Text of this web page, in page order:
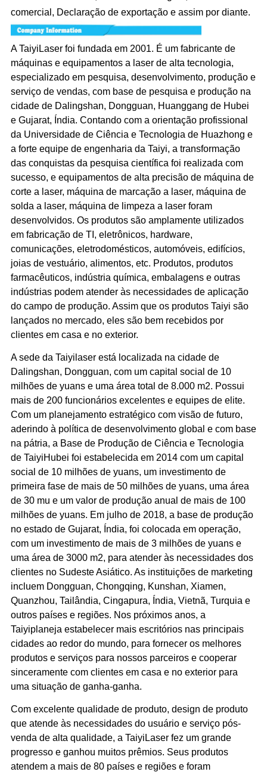
comercial, Declaração de exportação e assim por diante.
A TaiyiLaser foi fundada em 2001. É um fabricante de
máquinas e equipamentos a laser de alta tecnologia,
especializado em pesquisa, desenvolvimento, produção e
serviço de vendas, com base de pesquisa e produção na
cidade de Dalingshan, Dongguan, Huanggang de Hubei
e Gujarat, Índia. Contando com a orientação profissional
da Universidade de Ciência e Tecnologia de Huazhong e
a forte equipe de engenharia da Taiyi, a transformação
das conquistas da pesquisa científica foi realizada com
sucesso, e equipamentos de alta precisão de máquina de
corte a laser, máquina de marcação a laser, máquina de
solda a laser, máquina de limpeza a laser foram
desenvolvidos. Os produtos são amplamente utilizados
em fabricação de TI, eletrônicos, hardware,
comunicações, eletrodomésticos, automóveis, edifícios,
joias de vestuário, alimentos, etc. Produtos, produtos
farmacêuticos, indústria química, embalagens e outras
indústrias podem atender às necessidades de aplicação
do campo de produção. Assim que os produtos Taiyi são
lançados no mercado, eles são bem recebidos por
clientes em casa e no exterior.
A sede da Taiyilaser está localizada na cidade de
Dalingshan, Dongguan, com um capital social de 10
milhões de yuans e uma área total de 8.000 m2. Possui
mais de 200 funcionários excelentes e equipes de elite.
Com um planejamento estratégico com visão de futuro,
aderindo à política de desenvolvimento global e com base
na pátria, a Base de Produção de Ciência e Tecnologia
de TaiyiHubei foi estabelecida em 2014 com um capital
social de 10 milhões de yuans, um investimento de
primeira fase de mais de 50 milhões de yuans, uma área
de 30 mu e um valor de produção anual de mais de 100
milhões de yuans. Em julho de 2018, a base de produção
no estado de Gujarat, Índia, foi colocada em operação,
com um investimento de mais de 3 milhões de yuans e
uma área de 3000 m2, para atender às necessidades dos
clientes no Sudeste Asiático. As instituições de marketing
incluem Dongguan, Chongqing, Kunshan, Xiamen,
Quanzhou, Tailândia, Cingapura, Índia, Vietnã, Turquia e
outros países e regiões. Nos próximos anos, a
Taiyiplaneja estabelecer mais escritórios nas principais
cidades ao redor do mundo, para fornecer os melhores
produtos e serviços para nossos parceiros e cooperar
sinceramente com clientes em casa e no exterior para
uma situação de ganha-ganha.
Com excelente qualidade de produto, design de produto
que atende às necessidades do usuário e serviço pós-
venda de alta qualidade, a TaiyiLaser fez um grande
progresso e ganhou muitos prêmios. Seus produtos
atendem a mais de 80 países e regiões e foram